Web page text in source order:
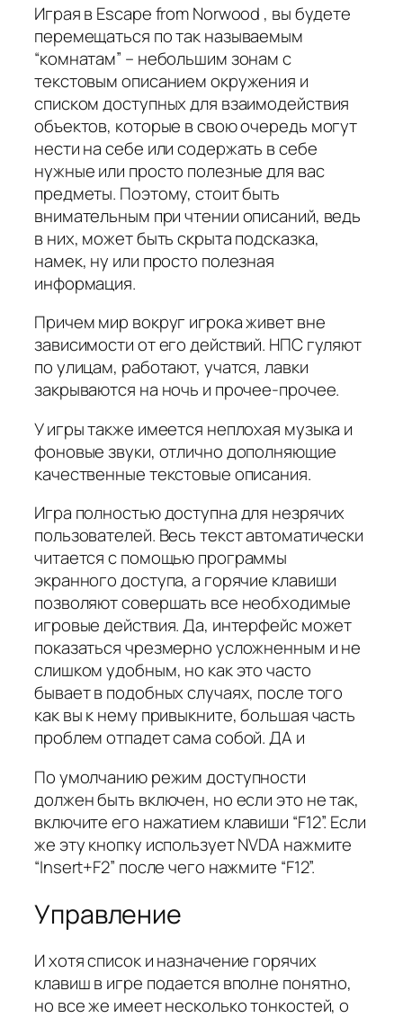
Играя в Escape from Norwood , вы будете
перемещаться по так называемым
“комнатам” – небольшим зонам с
текстовым описанием окружения и
списком доступных для взаимодействия
объектов, которые в свою очередь могут
нести на себе или содержать в себе
нужные или просто полезные для вас
предметы. Поэтому, стоит быть
внимательным при чтении описаний, ведь
в них, может быть скрыта подсказка,
намек, ну или просто полезная
информация.
Причем мир вокруг игрока живет вне
зависимости от его действий. НПС гуляют
по улицам, работают, учатся, лавки
закрываются на ночь и прочее-прочее.
У игры также имеется неплохая музыка и
фоновые звуки, отлично дополняющие
качественные текстовые описания.
Игра полностью доступна для незрячих
пользователей. Весь текст автоматически
читается с помощью программы
экранного доступа, а горячие клавиши
позволяют совершать все необходимые
игровые действия. Да, интерфейс может
показаться чрезмерно усложненным и не
слишком удобным, но как это часто
бывает в подобных случаях, после того
как вы к нему привыкните, большая часть
проблем отпадет сама собой. ДА и
По умолчанию режим доступности
должен быть включен, но если это не так,
включите его нажатием клавиши “F12”. Если
же эту кнопку использует NVDA нажмите
“Insert+F2” после чего нажмите “F12”.
Управление
И хотя список и назначение горячих
клавиш в игре подается вполне понятно,
но все же имеет несколько тонкостей, о